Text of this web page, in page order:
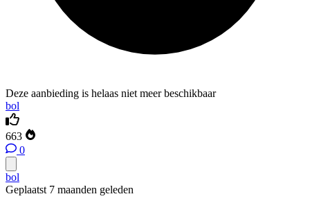
Deze aanbieding is helaas niet meer beschikbaar
bol
663
0
bol
Geplaatst 7 maanden geleden